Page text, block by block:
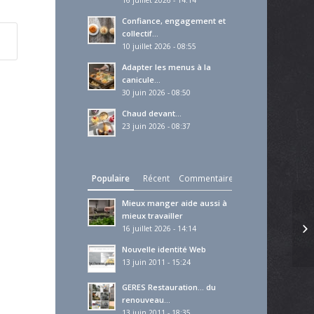
Confiance, engagement et
collectif…
10 juillet 2026 - 08:55
Adapter les menus à la
canicule…
30 juin 2026 - 08:50
Chaud devant…
23 juin 2026 - 08:37
Populaire Récent Commentaires
Mieux manger aide aussi à
mieux travailler
16 juillet 2026 - 14:14
Nouvelle identité Web
13 juin 2011 - 15:24
GERES Restauration… du
renouveau…